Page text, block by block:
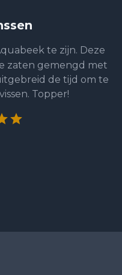
te zijn. Deze
zaten gemengd met
de tijd om te
Topper!